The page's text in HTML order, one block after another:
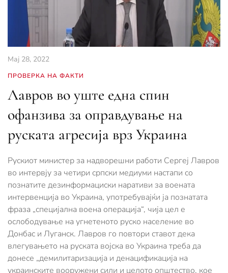
Мај 28, 2022
ПРОВЕРКА НА ФАКТИ
Лавров во уште една спин
офанзива за оправдување на
руската агресија врз Украина
Рускиот министер за надворешни работи Сергеј Лавров
во интервју за четири српски медиуми настапи со
познатите дезинформациски наративи за воената
интервенција во Украина, употребувајќи ја познатата
фраза „специјална воена операција“, чија цел е
ослободување на угнетеното руско население во
Донбас и Луганск. Лавров го повтори ставот дека
влегувањето на руската војска во Украина треба да
донесе „демилитаризација и денацификација на
украинските вооружени сили и целото општество, кое